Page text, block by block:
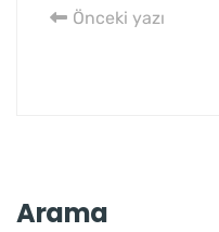
Önceki yazı
Arama